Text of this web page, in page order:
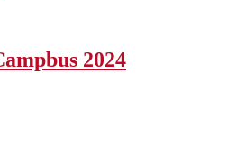
2024